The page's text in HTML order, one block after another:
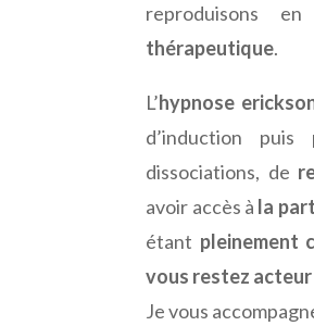
reproduisons
thérapeutique.
L’hypnose
d’induction
dissociations, de
avoir accès à la
étant pleinement
vous restez acteur
Je vous